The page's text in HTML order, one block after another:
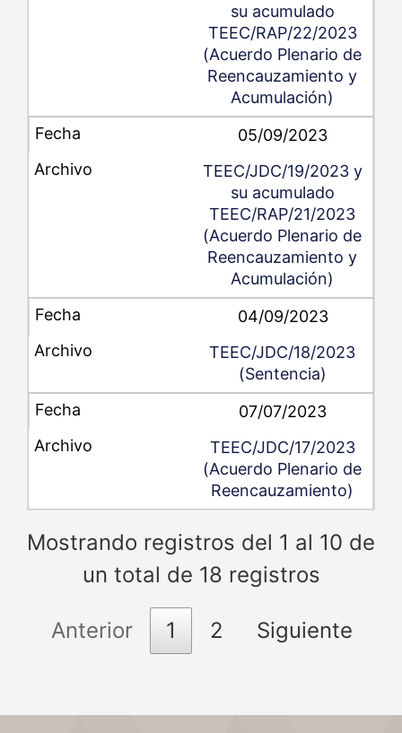
su acumulado
TEEC/RAP/22/2023
(Acuerdo Plenario de
Reencauzamiento y
Acumulación)
05/09/2023
TEEC/JDC/19/2023 y
su acumulado
TEEC/RAP/21/2023
(Acuerdo Plenario de
Reencauzamiento y
Acumulación)
04/09/2023
TEEC/JDC/18/2023
(Sentencia)
07/07/2023
TEEC/JDC/17/2023
(Acuerdo Plenario de
Reencauzamiento)
Mostrando registros del 1 al 10 de
un total de 18 registros
Anterior 1 2 Siguiente